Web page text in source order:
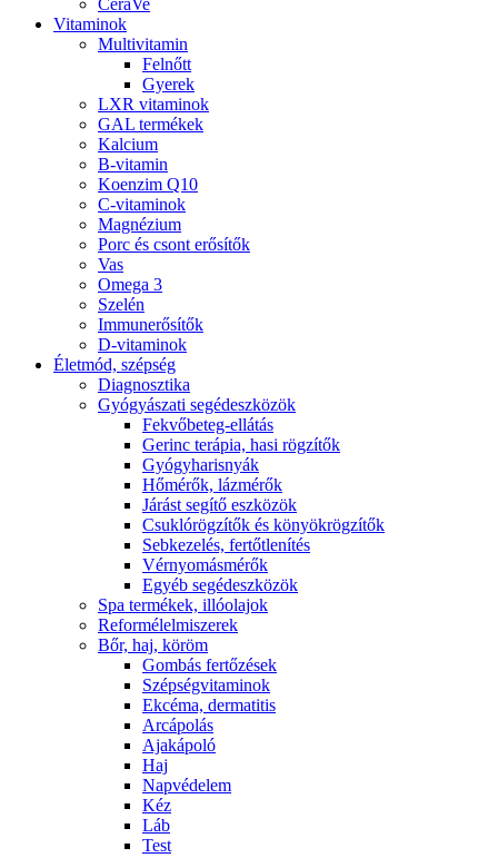
CeraVe
Vitaminok
Multivitamin
Felnőtt
Gyerek
LXR vitaminok
GAL termékek
Kalcium
B-vitamin
Koenzim Q10
C-vitaminok
Magnézium
Porc és csont erősítők
Vas
Omega 3
Szelén
Immunerősítők
D-vitaminok
Életmód, szépség
Diagnosztika
Gyógyászati segédeszközök
Fekvőbeteg-ellátás
Gerinc terápia, hasi rögzítők
Gyógyharisnyák
Hőmérők, lázmérők
Járást segítő eszközök
Csuklórögzítők és könyökrögzítők
Sebkezelés, fertőtlenítés
Vérnyomásmérők
Egyéb segédeszközök
Spa termékek, illóolajok
Reformélelmiszerek
Bőr, haj, köröm
Gombás fertőzések
Szépségvitaminok
Ekcéma, dermatitis
Arcápolás
Ajakápoló
Haj
Napvédelem
Kéz
Láb
Test